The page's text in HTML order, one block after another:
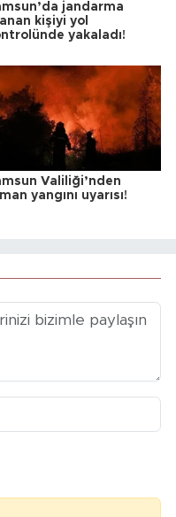
jandarma
kişiyi yol
yakaladı!
Valiliği’nden
yangını uyarısı!